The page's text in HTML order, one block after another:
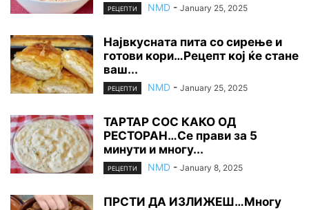
РЕЦЕПТИ NMD - January 25, 2025
Највкусната пита со сирење и
готови кори…Рецепт кој ќе стане
ваш...
РЕЦЕПТИ NMD - January 25, 2025
ТАРТАР СОС КАКО ОД
РЕСТОРАН…Се прави за 5
минути и многу...
РЕЦЕПТИ NMD - January 8, 2025
ПРСТИ ДА ИЗЛИЖЕШ…Многу